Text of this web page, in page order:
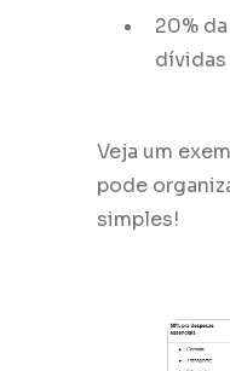
20%
Veja um
pode
simples!